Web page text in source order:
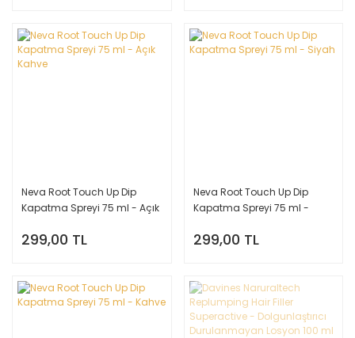
Neva Root Touch Up Dip
Kapatma Spreyi 75 ml - Açık
299,00 TL
Neva Root Touch Up Dip
Kapatma Spreyi 75 ml -
299,00 TL